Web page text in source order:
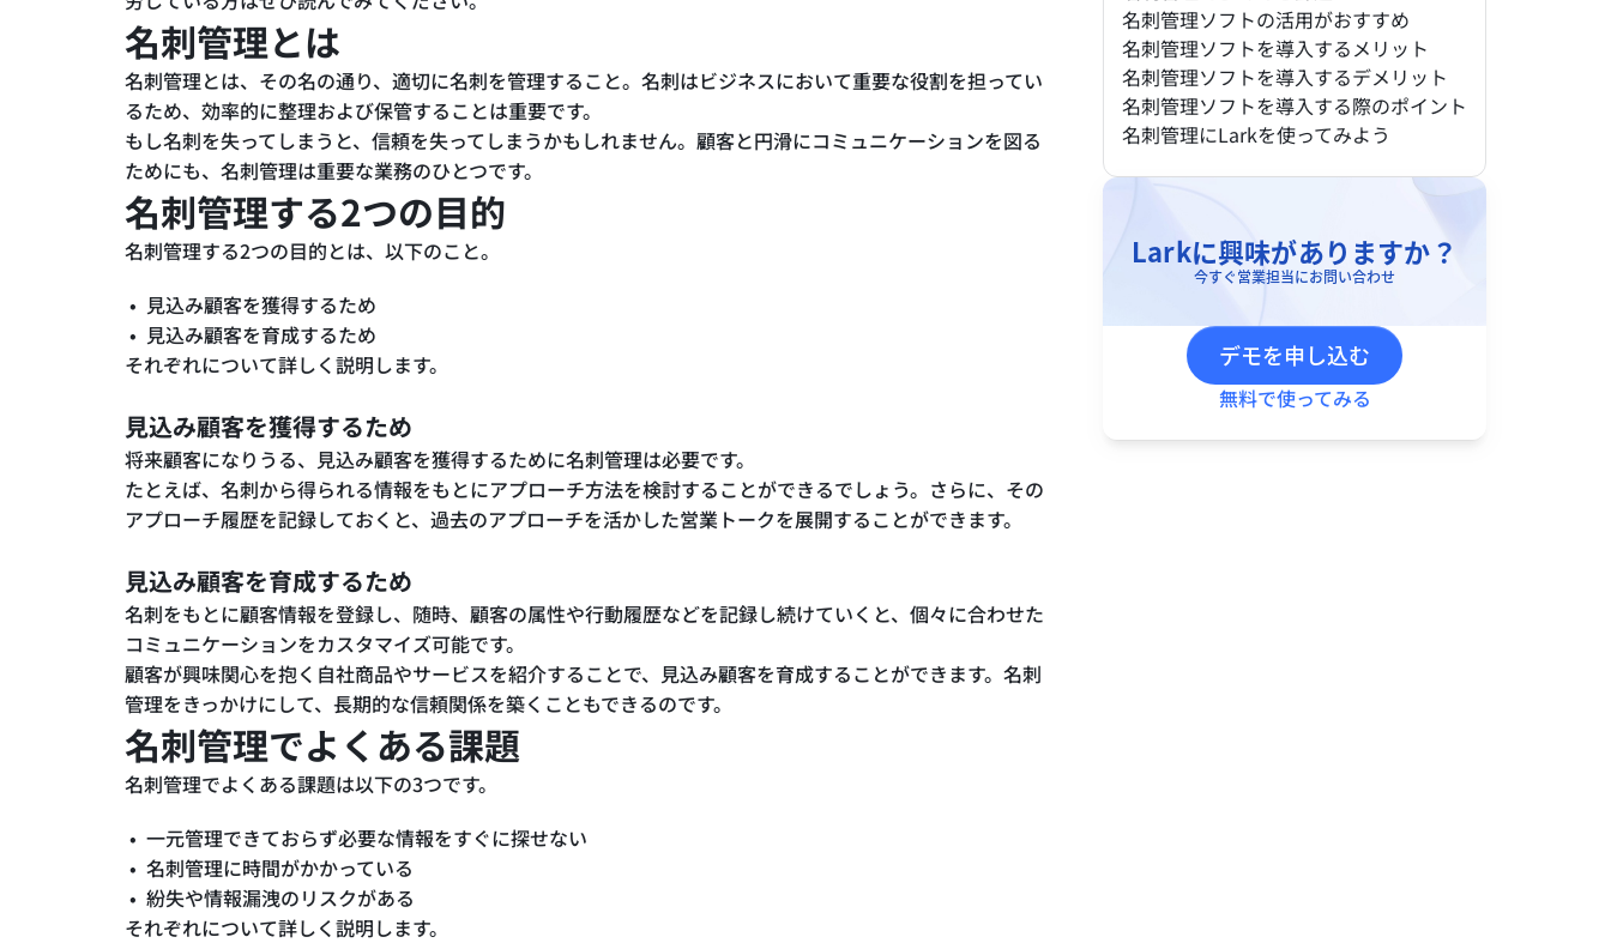
名刺管理とは
名刺管理とは、その名の通り、適切に名刺を管理すること。名刺はビジネスにおいて重要な役割を担ってい
るため、効率的に整理および保管することは重要です。
もし名刺を失ってしまうと、信頼を失ってしまうかもしれません。顧客と円滑にコミュニケーションを図る
ためにも、名刺管理は重要な業務のひとつです。
名刺管理する2つの目的
名刺管理する2つの目的とは、以下のこと。
見込み顧客を獲得するため
見込み顧客を育成するため
それぞれについて詳しく説明します。
見込み顧客を獲得するため
将来顧客になりうる、見込み顧客を獲得するために名刺管理は必要です。
たとえば、名刺から得られる情報をもとにアプローチ方法を検討することができるでしょう。さらに、その
アプローチ履歴を記録しておくと、過去のアプローチを活かした営業トークを展開することができます。
見込み顧客を育成するため
名刺をもとに顧客情報を登録し、随時、顧客の属性や行動履歴などを記録し続けていくと、個々に合わせた
コミュニケーションをカスタマイズ可能です。
顧客が興味関心を抱く自社商品やサービスを紹介することで、見込み顧客を育成することができます。名刺
管理をきっかけにして、長期的な信頼関係を築くこともできるのです。
名刺管理でよくある課題
名刺管理でよくある課題は以下の3つです。
一元管理できておらず必要な情報をすぐに探せない
名刺管理に時間がかかっている
紛失や情報漏洩のリスクがある
それぞれについて詳しく説明します。
名刺管理ソフトの活用がおすすめ
名刺管理ソフトを導入するメリット
名刺管理ソフトを導入するデメリット
名刺管理ソフトを導入する際のポイント
名刺管理にLarkを使ってみよう
Larkに興味がありますか？
今すぐ営業担当にお問い合わせ
デモを申し込む
無料で使ってみる